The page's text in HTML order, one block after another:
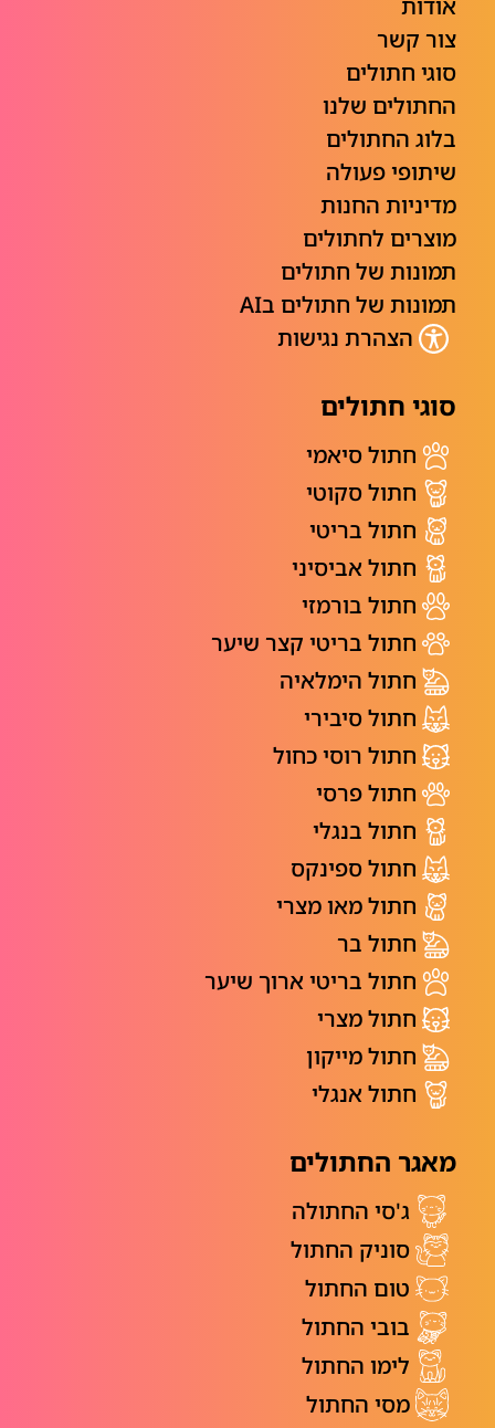
אודות
צור קשר
סוגי חתולים
החתולים שלנו
בלוג החתולים
שיתופי פעולה
מדיניות החנות
מוצרים לחתולים
תמונות של חתולים
תמונות של חתולים בAI
הצהרת נגישות
סוגי חתולים
חתול סיאמי
חתול סקוטי
חתול בריטי
חתול אביסיני
חתול בורמזי
חתול בריטי קצר שיער
חתול הימלאיה
חתול סיבירי
חתול רוסי כחול
חתול פרסי
חתול בנגלי
חתול ספינקס
חתול מאו מצרי
חתול בר
חתול בריטי ארוך שיער
חתול מצרי
חתול מייקון
חתול אנגלי
מאגר החתולים
ג'סי החתולה
סוניק החתול
טום החתול
בובי החתול
לימו החתול
מסי החתול